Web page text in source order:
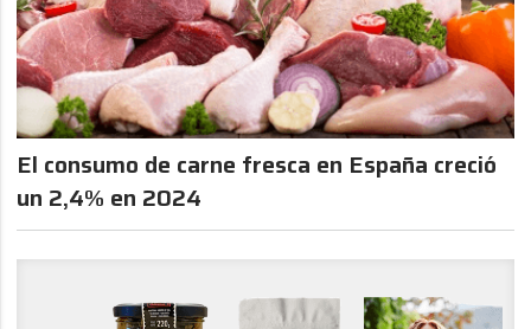
El consumo de carne fresca en España creció
un 2,4% en 2024